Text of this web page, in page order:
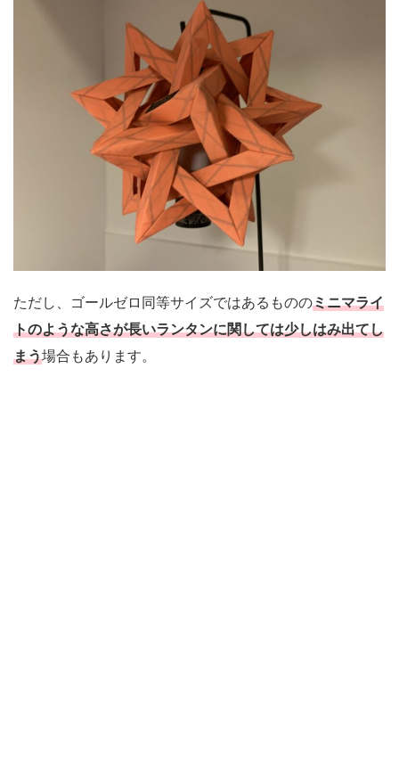
ただし、ゴールゼロ同等サイズではあるもののミニマライ
トのような高さが長いランタンに関しては少しはみ出てし
まう場合もあります。